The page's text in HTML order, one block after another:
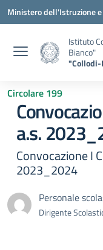
Vai ai contenuti
Vai al menu di navigazione
Vai al footer
Ministero dell'Istruzione
Istituto
Bianco"
"Collodi-
Circolare 199
a.s.
Convocazione I
2023_2024
Personale
Dirigente